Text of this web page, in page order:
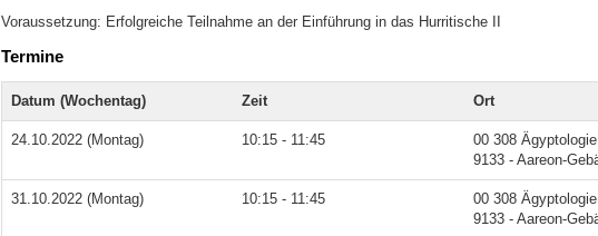
Voraussetzung: Erfolgreiche Teilnahme an der Einführung in das Hurritische II
Termine
Datum (Wochentag) Zeit Ort
24.10.2022 (Montag) 10:15 - 11:45
00 308 Ägyptologie
9133 - Aareon-
31.10.2022 (Montag) 10:15 - 11:45
00 308 Ägyptologie
9133 - Aareon-